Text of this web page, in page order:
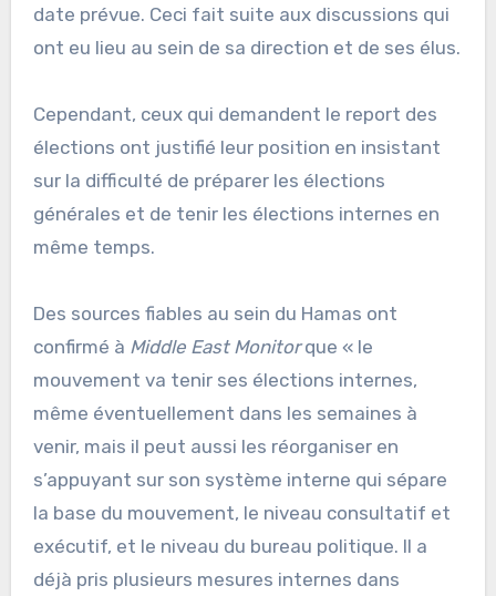
date prévue. Ceci fait suite aux discussions qui
ont eu lieu au sein de sa direction et de ses élus.
Cependant, ceux qui demandent le report des
élections ont justifié leur position en insistant
sur la difficulté de préparer les élections
générales et de tenir les élections internes en
même temps.
Des sources fiables au sein du Hamas ont
confirmé à Middle East Monitorque « le
mouvement va tenir ses élections internes,
même éventuellement dans les semaines à
venir, mais il peut aussi les réorganiser en
s’appuyant sur son système interne qui sépare
la base du mouvement, le niveau consultatif et
exécutif, et le niveau du bureau politique. Il a
déjà pris plusieurs mesures internes dans